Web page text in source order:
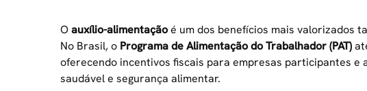
Oauxílio-alimentaçãoé um dos benefícios mais valorizados
No Brasil, o Programa de Alimentação do Trabalhador (PAT)
oferecendo incentivos fiscais para empresas participantes e
saudável e segurança alimentar.